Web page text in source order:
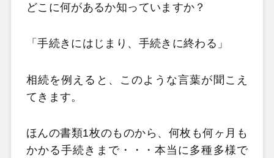
どこに何があるか知っていますか？
「手続きにはじまり、手続きに終わる」
相続を例えると、このような言葉が聞こえ
てきます。
ほんの書類1枚のものから、何枚も何ヶ月も
かかる手続きまで・・・本当に多種多様で